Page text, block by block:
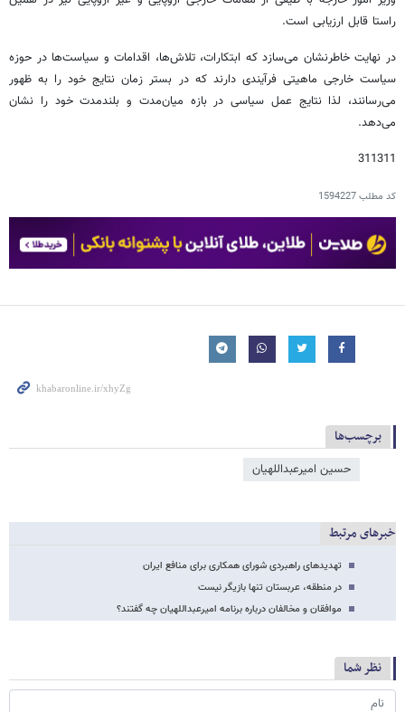
راستا قابل ارزیابی است.
در نهایت خاطرنشان می‌سازد که ابتکارات، تلاش‌ها، اقدامات و سیاست‌ها در حوزه
سیاست خارجی ماهیتی فرآیندی دارند که در بستر زمان نتایج خود را به ظهور
می‌رسانند، لذا نتایج عمل سیاسی در بازه میان‌مدت و بلندمدت خود را نشان
می‌دهد.
311311
کد مطلب1594227
برچسب‌ها
حسین امیرعبداللهیان
خبرهای مرتبط
تهدیدهای راهبردی شورای همکاری برای منافع ایران
در منطقه، عربستان تنها بازیگر نیست
موافقان و مخالفان درباره برنامه امیرعبداللهیان چه گفتند؟
نظر شما